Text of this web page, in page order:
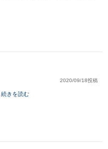
2020/09/18投稿
続きを読む